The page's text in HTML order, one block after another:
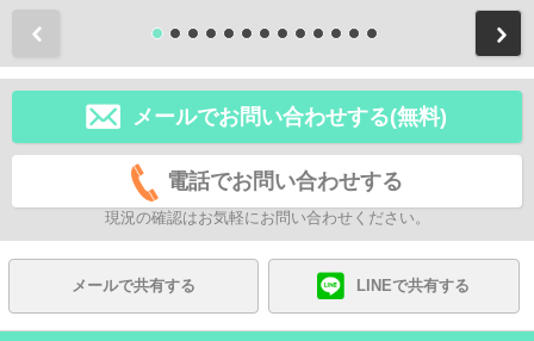
メールでお問い合わせする(無料)
電話でお問い合わせする
現況の確認はお気軽にお問い合わせください。
メールで共有する LINEで共有する